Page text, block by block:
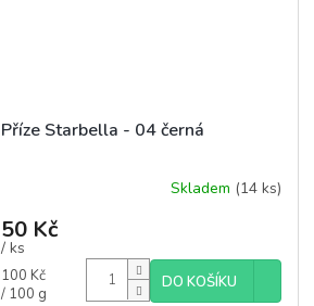
Příze Starbella - 04 černá
Skladem (14 ks)
50 Kč
/ ks
Měrná
cena:
100 Kč
/ 100 g
DO KOŠÍKU